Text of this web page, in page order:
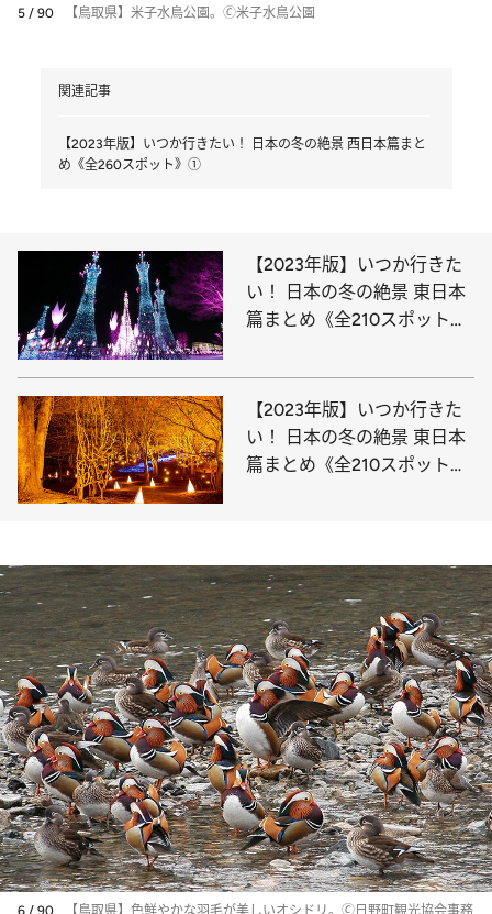
5 / 90 【鳥取県】米子水鳥公園。🄫米子水鳥公園
関連記事
【2023年版】いつか行きたい！ 日本の冬の絶景 西日本篇まと
め《全260スポット》①
【2023年版】いつか行きた
い！ 日本の冬の絶景 東日本
篇まとめ《全210スポット》
【2023年版】いつか行きた
い！ 日本の冬の絶景 東日本
篇まとめ《全210スポット》